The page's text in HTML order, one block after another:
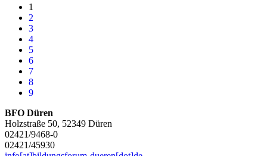
1
2
3
4
5
6
7
8
9
BFO Düren
Holzstraße 50, 52349 Düren
02421/9468-0
02421/45930